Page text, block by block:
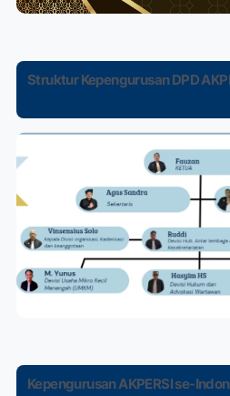
Struktur Kepengurusan DPD
Kepengurusan AKPERSI se-